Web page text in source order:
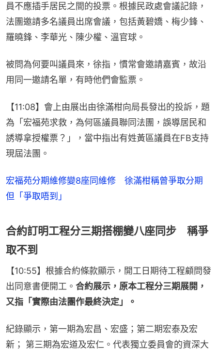
員不應插手居民之間的投票。根據民政處會議記錄，
法團邀請多名議員出席會議，包括黃碧嬌、梅少鋒、
羅曉鋒、李華光、陳少權、溫官球。
被問為何要叫議員來，徐指，慣常會邀請嘉賓，故沿
用同一邀請名單，有時他們會監票。
【11:08】會上由展出由徐滿柑向局長發出的投訴，題
為「宏福苑求救，為何區議員聯同法團，誤導居民和
誘導拿授權票？」，當中指出有姓黃區議員在FB支持
現屆法團。
宏福苑分期維修變8座同維修 徐滿柑稱曾爭取分期
但「爭取唔到」
合約訂明工程分三期搭棚變八座同步 稱爭
取不到
【10:55】根據合約條款顯示，開工日期待工程顧問發
出同意書便開工。 合約展示，原本工程分三期展開，
又指「實際由法團作最終決定」。
紀錄顯示，第一期為宏昌、宏盛；第二期宏泰及宏
新； 第三期為宏道及宏仁。代表獨立委員會的資深大